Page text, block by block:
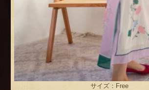
サイズ：Free